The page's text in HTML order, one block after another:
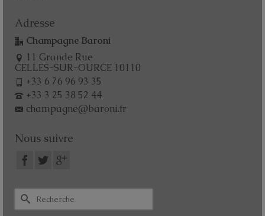
Adresse
Champagne Baroni
11 Grande Rue
CELLES-SUR-OURCE 10110
+33 6 76 96 93 35
+33 3 25 38 52 44
champagne@baroni.fr
Nous suivre